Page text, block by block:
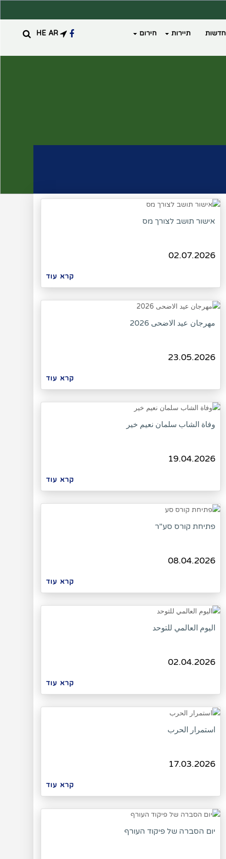
חדשות תיירות חירום AR
HE
אישור תושב לצורך מס
02.07.2026
קרא עוד
مهرجان عيد الاضحى 2026
23.05.2026
קרא עוד
وفاة الشاب سلمان نعيم خير
19.04.2026
קרא עוד
פתיחת קורס סע"ר
08.04.2026
קרא עוד
اليوم العالمي للتوحد
02.04.2026
קרא עוד
استمرار الحرب
17.03.2026
קרא עוד
יום הסברה של פיקוד העורף